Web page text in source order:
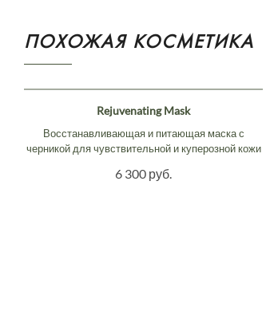
ПОХОЖАЯ КОСМЕТИКА
Rejuvenating Mask
Восстанавливающая и питающая маска с
черникой для чувствительной и куперозной кожи
6 300 руб.